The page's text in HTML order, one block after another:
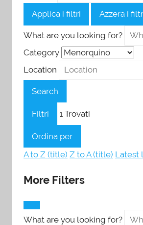
Applica i filtri Azzera i
What are you looking for?
Category
Location
Search
Filtri 1 Trovati
Ordina per
A to Z (title) Z to A (title) Latest
More Filters
What are you looking for?